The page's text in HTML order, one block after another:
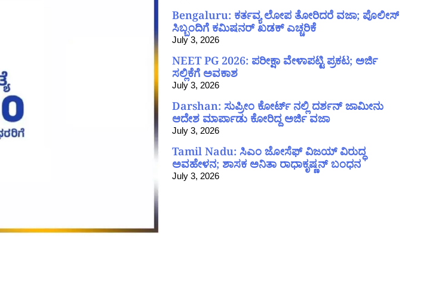
Bengaluru: ಕರ್ತವ್ಯ ಲೋಪ ತೋರಿದರೆ ವಜಾ; ಪೊಲೀಸ್
ಸಿಬ್ಬಂದಿಗೆ ಕಮಿಷನರ್ ಖಡಕ್ ಎಚ್ಚರಿಕೆ
July 3, 2026
NEET PG 2026: ಪರೀಕ್ಷಾ ವೇಳಾಪಟ್ಟಿ ಪ್ರಕಟ; ಅರ್ಜಿ
ಸಲ್ಲಿಕೆಗೆ ಅವಕಾಶ
July 3, 2026
Darshan: ಸುಪ್ರೀಂ ಕೋರ್ಟ್ ನಲ್ಲಿ ದರ್ಶನ್ ಜಾಮೀನು
ಆದೇಶ ಮಾರ್ಪಾಡು ಕೋರಿದ್ದ ಅರ್ಜಿ ವಜಾ
July 3, 2026
Tamil Nadu: ಸಿಎಂ ಜೋಸೆಫ್ ವಿಜಯ್ ವಿರುದ್ಧ
ಅವಹೇಳನ; ಶಾಸಕ ಅನಿತಾ ರಾಧಾಕೃಷ್ಣನ್ ಬಂಧನ
July 3, 2026